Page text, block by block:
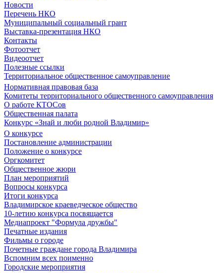
Новости
Перечень НКО
Муниципальный социальный грант
Выставка-презентация НКО
Контакты
Фотоотчет
Видеоотчет
Полезные ссылки
Территориальное общественное самоуправление
Нормативная правовая база
Комитеты территориального общественного самоуправления
О работе КТОСов
Общественная палата
Конкурс «Знай и люби родной Владимир»
О конкурсе
Постановление администрации
Положение о конкурсе
Оргкомитет
Общественное жюри
План мероприятий
Вопросы конкурса
Итоги конкурса
Владимирское краеведческое общество
10-летию конкурса посвящается
Медиапроект "Формула дружбы"
Печатные издания
Фильмы о городе
Почетные граждане города Владимира
Вспомним всех поименно
Городские мероприятия